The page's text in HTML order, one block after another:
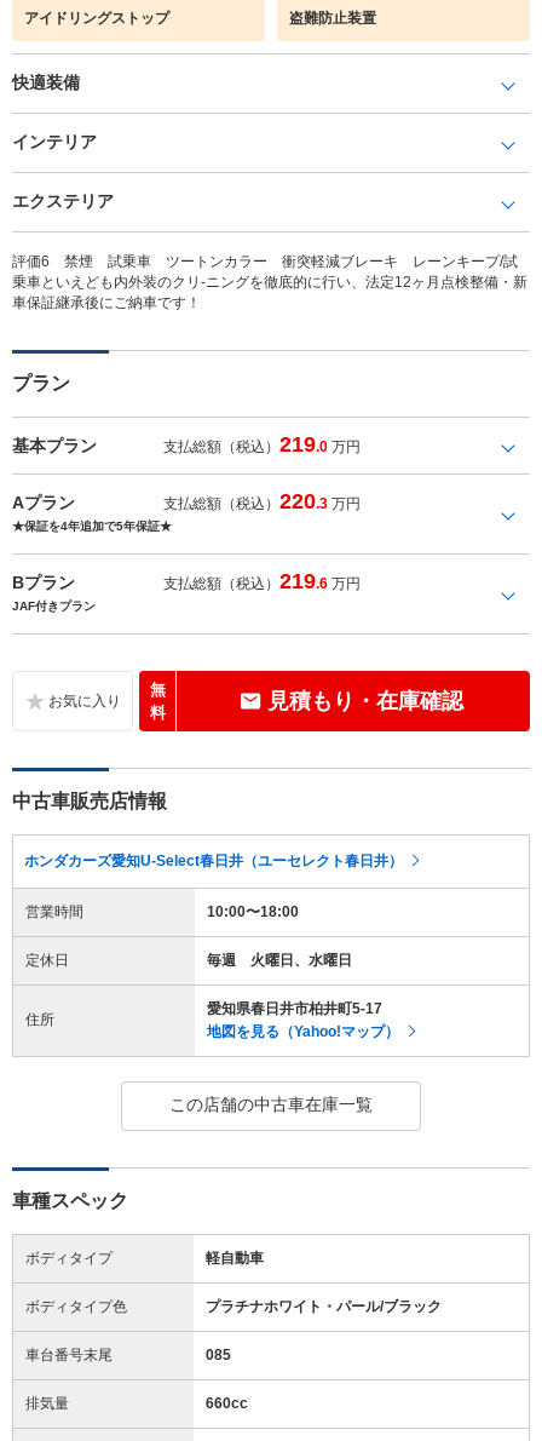
アイドリングストップ 盗難防止装置
快適装備
インテリア
エクステリア
評価6 禁煙 試乗車 ツートンカラー 衝突軽減ブレーキ レーンキープ/試
乗車といえども内外装のクリ-ニングを徹底的に行い、法定12ヶ月点検整備・新
車保証継承後にご納車です！
プラン
基本プラン 支払総額（税込）219.0 万円
Aプラン 支払総額（税込）220.3 万円
★保証を4年追加で5年保証★
Bプラン 支払総額（税込）219.6 万円
JAF付きプラン
無
料
見積もり・在庫確認
中古車販売店情報
ホンダカーズ愛知U-Select春日井（ユーセレクト春日井）
営業時間 10:00〜18:00
定休日 毎週 火曜日、水曜日
住所
愛知県春日井市柏井町5-17
地図を見る（Yahoo!マップ）
この店舗の中古車在庫一覧
車種スペック
ボディタイプ 軽自動車
ボディタイプ色 プラチナホワイト・パール/ブラック
車台番号末尾 085
排気量 660cc